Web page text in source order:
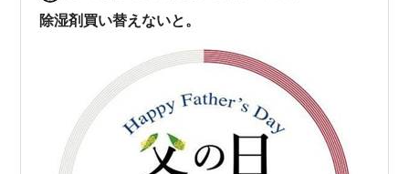
除湿剤買い替えないと。